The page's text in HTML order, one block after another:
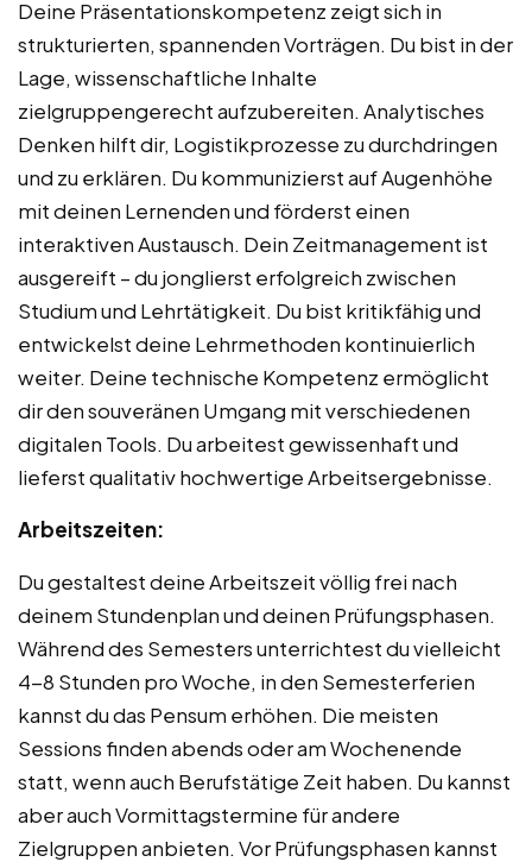
Deine Präsentationskompetenz zeigt sich in
strukturierten, spannenden Vorträgen. Du bist in der
Lage, wissenschaftliche Inhalte
zielgruppengerecht aufzubereiten. Analytisches
Denken hilft dir, Logistikprozesse zu durchdringen
und zu erklären. Du kommunizierst auf Augenhöhe
mit deinen Lernenden und förderst einen
interaktiven Austausch. Dein Zeitmanagement ist
ausgereift – du jonglierst erfolgreich zwischen
Studium und Lehrtätigkeit. Du bist kritikfähig und
entwickelst deine Lehrmethoden kontinuierlich
weiter. Deine technische Kompetenz ermöglicht
dir den souveränen Umgang mit verschiedenen
digitalen Tools. Du arbeitest gewissenhaft und
lieferst qualitativ hochwertige Arbeitsergebnisse.
Arbeitszeiten:
Du gestaltest deine Arbeitszeit völlig frei nach
deinem Stundenplan und deinen Prüfungsphasen.
Während des Semesters unterrichtest du vielleicht
4-8 Stunden pro Woche, in den Semesterferien
kannst du das Pensum erhöhen. Die meisten
Sessions finden abends oder am Wochenende
statt, wenn auch Berufstätige Zeit haben. Du kannst
aber auch Vormittagstermine für andere
Zielgruppen anbieten. Vor Prüfungsphasen kannst